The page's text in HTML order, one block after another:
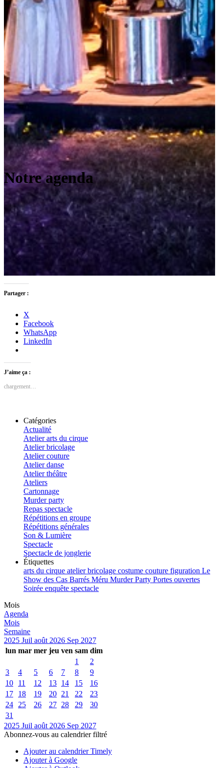
Notre agenda
Partager :
X
Facebook
WhatsApp
LinkedIn
J’aime ça :
chargement…
Catégories
Actualité
Atelier arts du cirque
Atelier bricolage
Atelier couture
Atelier danse
Atelier théâtre
Ateliers
Cartonnage
Murder party
Repas spectacle
Répétitions en groupe
Répétitions générales
Son & Lumière
Spectacle
Spectacle de jonglerie
Étiquettes
arts du cirque atelierbricolage costume couture figuration Le
Show des Cas Barrés Méru Murder Party Portes ouvertes
Soirée enquête spectacle
Mois
Agenda
Mois
Semaine
2025 Juil août 2026 Sep 2027
lun mar mer jeu ven sam dim
1
2
3
4 5 6 7 8
9
10
11 12 13 14 15
16
17
18 19 20 21 22
23
24
25 26 27 28 29
30
31
2025 Juil août 2026 Sep 2027
Abonnez-vous au calendrier filtré
Ajouter au calendrier Timely
Ajouter à Google